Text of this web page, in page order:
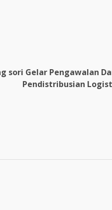
sori Gelar Pengawalan
Pendistribusian